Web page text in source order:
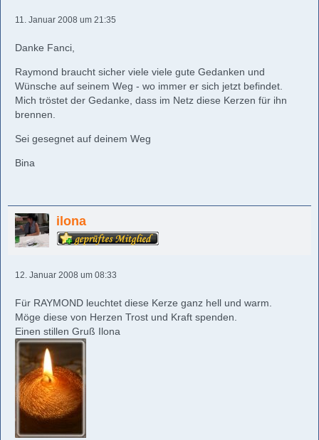
11. Januar 2008 um 21:35
Danke Fanci,
Raymond braucht sicher viele viele gute Gedanken und
Wünsche auf seinem Weg - wo immer er sich jetzt befindet.
Mich tröstet der Gedanke, dass im Netz diese Kerzen für ihn
brennen.
Sei gesegnet auf deinem Weg
Bina
ilona
12. Januar 2008 um 08:33
Für RAYMOND leuchtet diese Kerze ganz hell und warm.
Möge diese von Herzen Trost und Kraft spenden.
Einen stillen Gruß Ilona